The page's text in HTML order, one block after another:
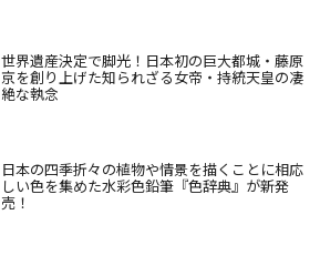
世界遺産決定で脚光！日本初の巨大都城・藤原
京を創り上げた知られざる女帝・持統天皇の凄
絶な執念
日本の四季折々の植物や情景を描くことに相応
しい色を集めた水彩色鉛筆『色辞典』が新発
売！